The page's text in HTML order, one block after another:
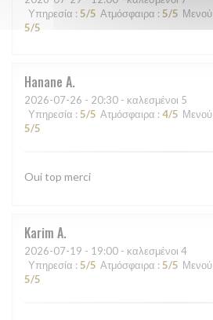
Υπηρεσία : 5/5 Ατμόσφαιρα : 5/5 Μενού
5/5
Hanane A
2026-07-26 - 20:30 - καλεσμένοι 5
Υπηρεσία : 5/5 Ατμόσφαιρα : 4/5 Μενού
5/5
Oui top merci
Karim A
2026-07-19 - 19:00 - καλεσμένοι 4
Υπηρεσία : 5/5 Ατμόσφαιρα : 5/5 Μενού
5/5